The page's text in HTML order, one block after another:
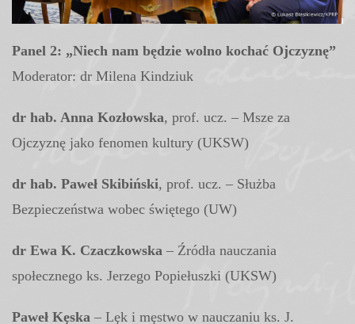
Panel 2: „Niech nam będzie wolno kochać Ojczyznę”
Moderator: dr Milena Kindziuk
dr hab. Anna Kozłowska, prof. ucz. – Msze za
Ojczyznę jako fenomen kultury (UKSW)
dr hab. Paweł Skibiński, prof. ucz. – Służba
Bezpieczeństwa wobec świętego (UW)
dr Ewa K. Czaczkowska – Źródła nauczania
społecznego ks. Jerzego Popiełuszki (UKSW)
Paweł Kęska – Lęk i męstwo w nauczaniu ks. J.